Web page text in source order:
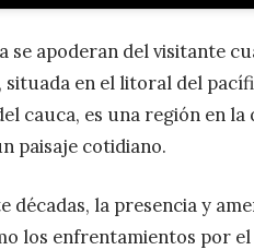
se apoderan del visitante
en el litoral del
cauca, es una región en
paisaje cotidiano.
décadas, la presencia y
los enfrentamientos por